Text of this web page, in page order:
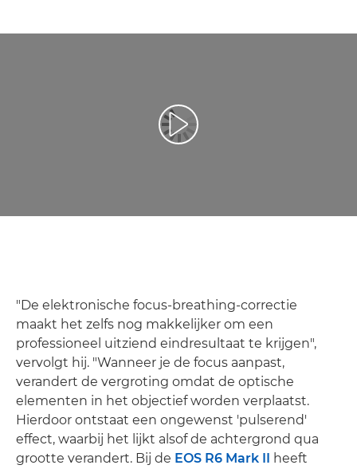
Video afspelen
"De elektronische focus-breathing-correctie
maakt het zelfs nog makkelijker om een
professioneel uitziend eindresultaat te krijgen",
vervolgt hij. "Wanneer je de focus aanpast,
verandert de vergroting omdat de optische
elementen in het objectief worden verplaatst.
Hierdoor ontstaat een ongewenst 'pulserend'
effect, waarbij het lijkt alsof de achtergrond qua
grootte verandert. Bij de EOS R6 Mark II
heeft